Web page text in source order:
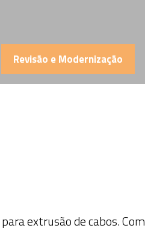
Revisão e Modernização
extrusão de cabos. Com